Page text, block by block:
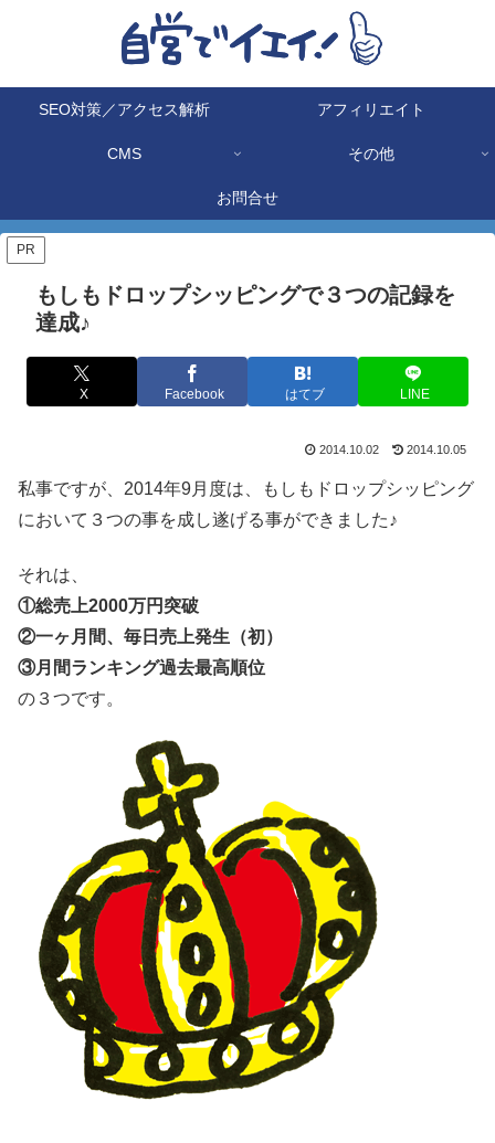
SEO対策／アクセス解析 アフィリエイト
CMS その他
お問合せ
PR
もしもドロップシッピングで３つの記録を
達成♪
X Facebook はてブ LINE
2014.10.02 2014.10.05
私事ですが、2014年9月度は、もしもドロップシッピング
において３つの事を成し遂げる事ができました♪
それは、
①総売上2000万円突破
②一ヶ月間、毎日売上発生（初）
③月間ランキング過去最高順位
の３つです。